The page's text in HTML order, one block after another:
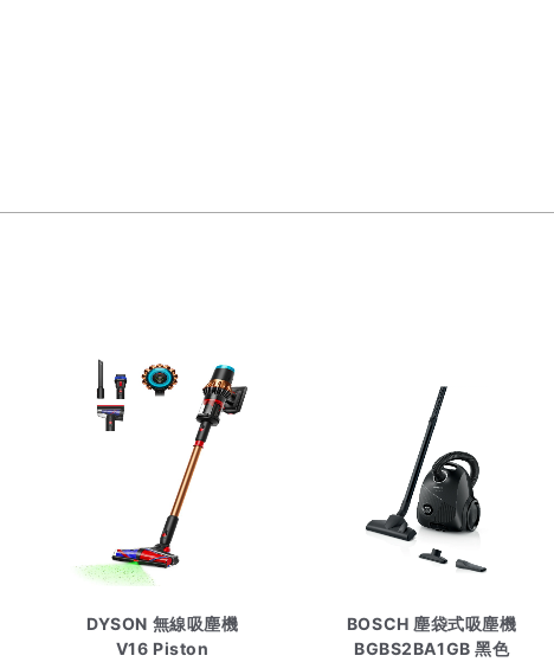
DYSON 無線吸塵機
V16 Piston
BOSCH 塵袋式吸塵機
BGBS2BA1GB 黑色